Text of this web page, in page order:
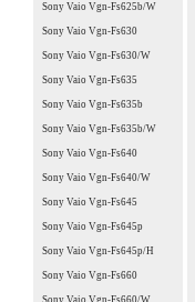
Sony Vaio Vgn-Fs625b/W
Sony Vaio Vgn-Fs630
Sony Vaio Vgn-Fs630/W
Sony Vaio Vgn-Fs635
Sony Vaio Vgn-Fs635b
Sony Vaio Vgn-Fs635b/W
Sony Vaio Vgn-Fs640
Sony Vaio Vgn-Fs640/W
Sony Vaio Vgn-Fs645
Sony Vaio Vgn-Fs645p
Sony Vaio Vgn-Fs645p/H
Sony Vaio Vgn-Fs660
Sony Vaio Vgn-Fs660/W